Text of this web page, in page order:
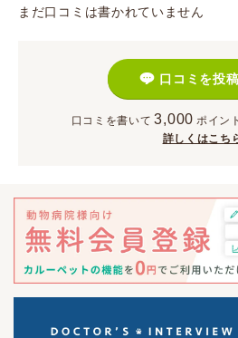
まだ口コミは書かれていません
口コミを投
口コミを書いて 3,000 ポイント
詳しくはこち